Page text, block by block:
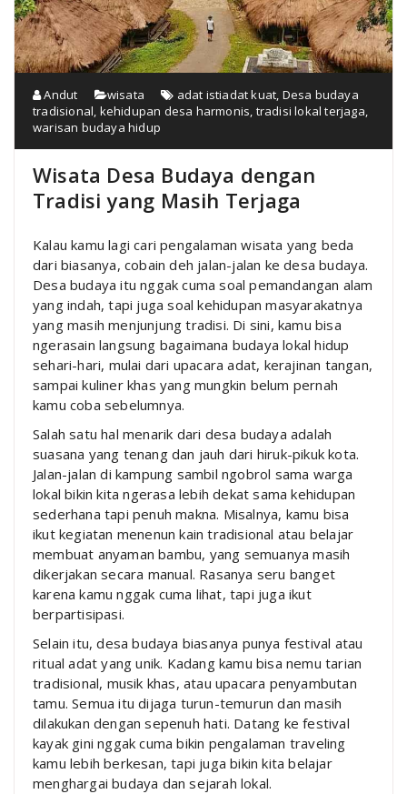
Andut wisata adat istiadat kuat, Desa budaya
tradisional, kehidupan desa harmonis, tradisi lokal terjaga,
warisan budaya hidup
Wisata Desa Budaya dengan
Tradisi yang Masih Terjaga
Kalau kamu lagi cari pengalaman wisata yang beda
dari biasanya, cobain deh jalan-jalan ke desa budaya.
Desa budaya itu nggak cuma soal pemandangan alam
yang indah, tapi juga soal kehidupan masyarakatnya
yang masih menjunjung tradisi. Di sini, kamu bisa
ngerasain langsung bagaimana budaya lokal hidup
sehari-hari, mulai dari upacara adat, kerajinan tangan,
sampai kuliner khas yang mungkin belum pernah
kamu coba sebelumnya.
Salah satu hal menarik dari desa budaya adalah
suasana yang tenang dan jauh dari hiruk-pikuk kota.
Jalan-jalan di kampung sambil ngobrol sama warga
lokal bikin kita ngerasa lebih dekat sama kehidupan
sederhana tapi penuh makna. Misalnya, kamu bisa
ikut kegiatan menenun kain tradisional atau belajar
membuat anyaman bambu, yang semuanya masih
dikerjakan secara manual. Rasanya seru banget
karena kamu nggak cuma lihat, tapi juga ikut
berpartisipasi.
Selain itu, desa budaya biasanya punya festival atau
ritual adat yang unik. Kadang kamu bisa nemu tarian
tradisional, musik khas, atau upacara penyambutan
tamu. Semua itu dijaga turun-temurun dan masih
dilakukan dengan sepenuh hati. Datang ke festival
kayak gini nggak cuma bikin pengalaman traveling
kamu lebih berkesan, tapi juga bikin kita belajar
menghargai budaya dan sejarah lokal.